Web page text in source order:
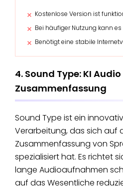
Kostenlose Version ist
Bei häufiger Nutzung kann
Benötigt eine stabile
4. Sound Type: KI Audio
Zusammenfassung
Sound Type ist ein
Verarbeitung, das sich auf
Zusammenfassung von
spezialisiert hat. Es richtet
lange Audioaufnahmen
auf das Wesentliche